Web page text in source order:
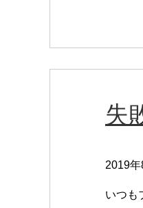
失
2019年
いつも